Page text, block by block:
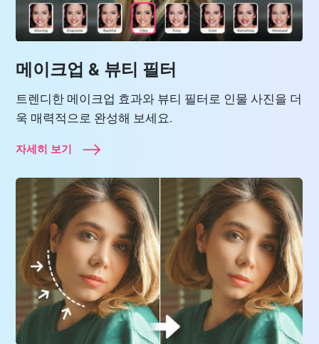
메이크업 & 뷰티 필터
트렌디한 메이크업 효과와 뷰티 필터로 인물 사진을 더
욱 매력적으로 완성해 보세요.
자세히 보기